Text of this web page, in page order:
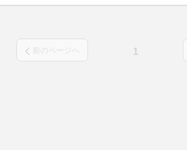
前のページへ 1